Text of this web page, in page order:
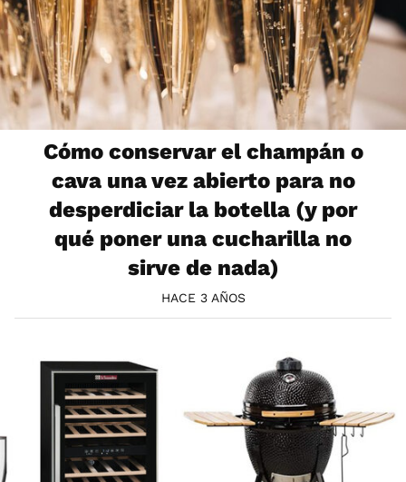
Cómo conservar el champán o
cava una vez abierto para no
desperdiciar la botella (y por
qué poner una cucharilla no
sirve de nada)
HACE 3 AÑOS